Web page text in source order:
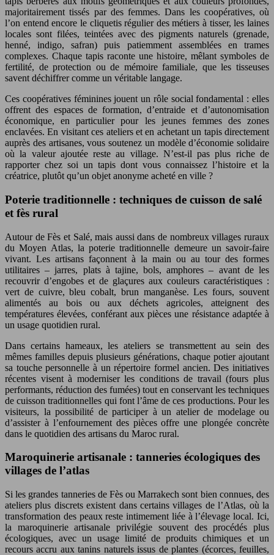
majoritairement tissés par des femmes. Dans les coopératives, où
l’on entend encore le cliquetis régulier des métiers à tisser, les laines
locales sont filées, teintées avec des pigments naturels (grenade,
henné, indigo, safran) puis patiemment assemblées en trames
complexes. Chaque tapis raconte une histoire, mêlant symboles de
fertilité, de protection ou de mémoire familiale, que les tisseuses
savent déchiffrer comme un véritable langage.
Ces coopératives féminines jouent un rôle social fondamental : elles
offrent des espaces de formation, d’entraide et d’autonomisation
économique, en particulier pour les jeunes femmes des zones
enclavées. En visitant ces ateliers et en achetant un tapis directement
auprès des artisanes, vous soutenez un modèle d’économie solidaire
où la valeur ajoutée reste au village. N’est-il pas plus riche de
rapporter chez soi un tapis dont vous connaissez l’histoire et la
créatrice, plutôt qu’un objet anonyme acheté en ville ?
Poterie traditionnelle : techniques de cuisson de salé
et fès rural
Autour de Fès et Salé, mais aussi dans de nombreux villages ruraux
du Moyen Atlas, la poterie traditionnelle demeure un savoir-faire
vivant. Les artisans façonnent à la main ou au tour des formes
utilitaires – jarres, plats à tajine, bols, amphores – avant de les
recouvrir d’engobes et de glaçures aux couleurs caractéristiques :
vert de cuivre, bleu cobalt, brun manganèse. Les fours, souvent
alimentés au bois ou aux déchets agricoles, atteignent des
températures élevées, conférant aux pièces une résistance adaptée à
un usage quotidien rural.
Dans certains hameaux, les ateliers se transmettent au sein des
mêmes familles depuis plusieurs générations, chaque potier ajoutant
sa touche personnelle à un répertoire formel ancien. Des initiatives
récentes visent à moderniser les conditions de travail (fours plus
performants, réduction des fumées) tout en conservant les techniques
de cuisson traditionnelles qui font l’âme de ces productions. Pour les
visiteurs, la possibilité de participer à un atelier de modelage ou
d’assister à l’enfournement des pièces offre une plongée concrète
dans le quotidien des artisans du Maroc rural.
Maroquinerie artisanale : tanneries écologiques des
villages de l’atlas
Si les grandes tanneries de Fès ou Marrakech sont bien connues, des
ateliers plus discrets existent dans certains villages de l’Atlas, où la
transformation des peaux reste intimement liée à l’élevage local. Ici,
la maroquinerie artisanale privilégie souvent des procédés plus
écologiques, avec un usage limité de produits chimiques et un
recours accru aux tanins naturels issus de plantes (écorces, feuilles,